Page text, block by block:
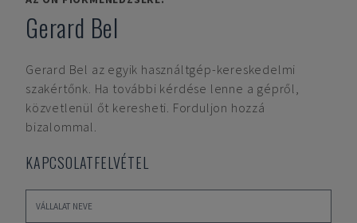
Gerard Bel
Gerard Bel az egyik használtgép-kereskedelmi
szakértőnk. Ha további kérdése lenne a gépről,
közvetlenül őt keresheti. Forduljon hozzá
bizalommal.
KAPCSOLATFELVÉTEL